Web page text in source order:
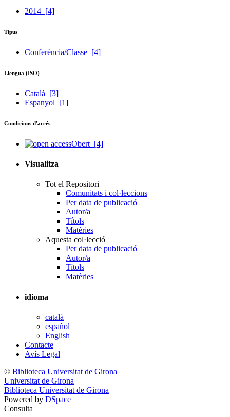
2014 [4]
Tipus
Conferència/Classe [4]
Llengua (ISO)
Català [3]
Espanyol [1]
Condicions d'accés
Obert [4]
Visualitza
Tot el Repositori
Comunitats i col·leccions
Per data de publicació
Autor/a
Títols
Matèries
Aquesta col·lecció
Per data de publicació
Autor/a
Títols
Matèries
idioma
català
español
English
Contacte
Avís Legal
© Biblioteca Universitat de Girona
Universitat de Girona
Biblioteca Universitat de Girona
Powered by DSpace
Consulta